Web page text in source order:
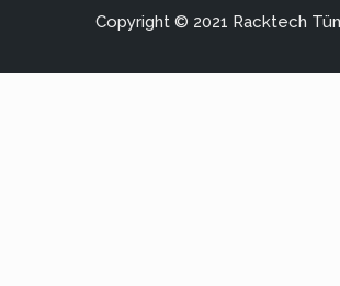
Copyright © 2021 Racktech Tüm